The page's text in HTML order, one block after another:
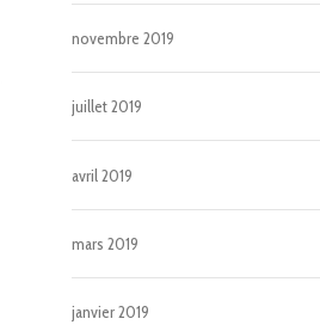
novembre 2019
juillet 2019
avril 2019
mars 2019
janvier 2019